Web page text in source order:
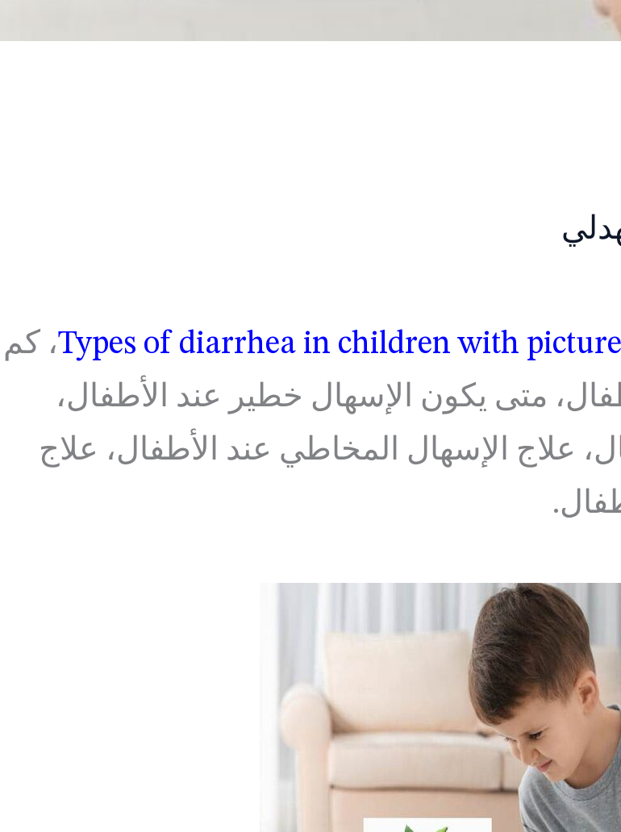
، كم
متى يكون الإسهال خطير عند الأطفال،
علاج الإسهال المخاطي عند الأطفال، علاج